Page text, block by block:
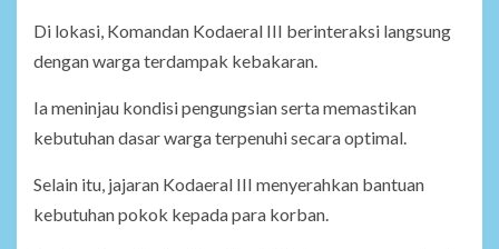
Di lokasi, Komandan Kodaeral III berinteraksi langsung
dengan warga terdampak kebakaran.
Ia meninjau kondisi pengungsian serta memastikan
kebutuhan dasar warga terpenuhi secara optimal.
Selain itu, jajaran Kodaeral III menyerahkan bantuan
kebutuhan pokok kepada para korban.